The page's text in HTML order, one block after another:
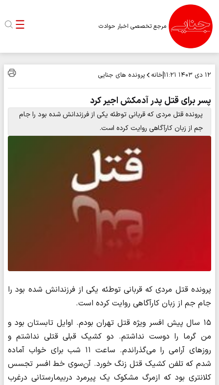
مرجع تخصصی اخبار حوادث
۱۲ دی ۱۴۰۳ ۱۱:۲۱ خانه پرونده های جنایی
پسر برای قتل پدر آدمکش اجیر کرد
پرونده قتل مردی که قربانی توطئه یکی از فرزندانش شده بود را جام
جم از زبان کارآگاهی روایت کرده‌ است.
پرونده قتل مردی که قربانی توطئه یکی از فرزندانش شده بود را
جام جم از زبان کارآگاهی روایت کرده‌ است.
۱۵ سال پیش افسر ویژه قتل تهران بودم. اوایل تابستان بود و
من گرما را دوست نداشتم. دو کشیک قبلی قتلی نداشتم و
روزهای آرامی را می‌گذراندم. ساعت ۱۱ شب برای خواب آماده
شدم که تلفن کشیک قتل زنگ خورد. آن‌سوی خط افسر تجسس
کلانتری بود که ازمرگ مشکوک یک پیرمرد دربیمارستانی درغرب